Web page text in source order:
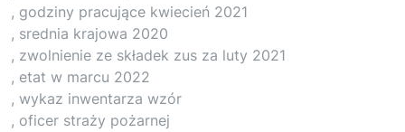
, godziny pracujące kwiecień 2021
, srednia krajowa 2020
, zwolnienie ze składek zus za luty 2021
, etat w marcu 2022
, wykaz inwentarza wzór
, oficer straży pożarnej